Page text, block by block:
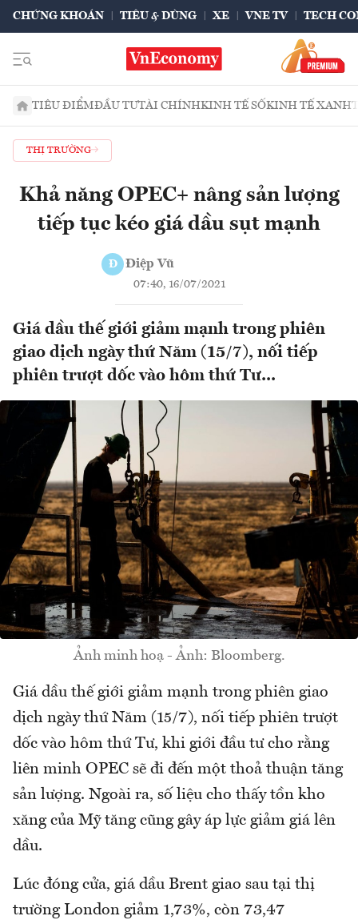
CHỨNG KHOÁN TIÊU & DÙNG XE VNE TV TECH
TIÊU ĐIỂMĐẦU TƯTÀI CHÍNHKINH TẾ SỐKINH TẾ XANH
THỊ TRƯỜNG
Khả năng OPEC+ nâng sản lượng
tiếp tục kéo giá dầu sụt mạnh
Đ Điệp Vũ
07:40, 16/07/2021
Giá dầu thế giới giảm mạnh trong phiên
giao dịch ngày thứ Năm (15/7), nối tiếp
phiên trượt dốc vào hôm thứ Tư...
Ảnh minh hoạ - Ảnh: Bloomberg.
Giá dầu thế giới giảm mạnh trong phiên giao
dịch ngày thứ Năm (15/7), nối tiếp phiên trượt
dốc vào hôm thứ Tư, khi giới đầu tư cho rằng
liên minh OPEC sẽ đi đến một thoả thuận tăng
sản lượng. Ngoài ra, số liệu cho thấy tồn kho
xăng của Mỹ tăng cũng gây áp lực giảm giá lên
dầu.
Lúc đóng cửa, giá dầu Brent giao sau tại thị
trường London giảm 1,73%, còn 73,47